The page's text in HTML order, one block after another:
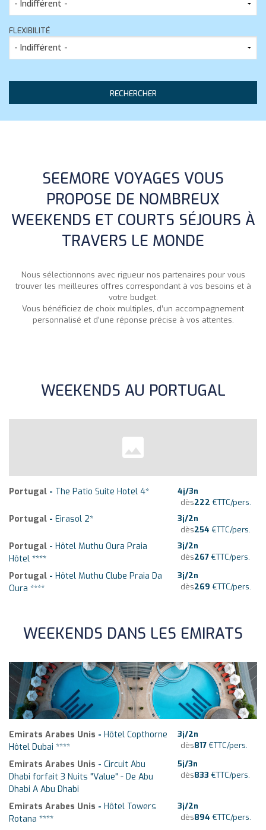
FLEXIBILITÉ
SEEMORE VOYAGES VOUS
PROPOSE DE NOMBREUX
WEEKENDS ET COURTS SÉJOURS À
TRAVERS LE MONDE
Nous sélectionnons avec rigueur nos partenaires pour vous
trouver les meilleures offres correspondant à vos besoins et à
votre budget.
Vous bénéficiez de choix multiples, d’un accompagnement
personnalisé et d’une réponse précise à vos attentes.
WEEKENDS AU PORTUGAL
Portugal - The Patio Suite Hotel 4* 4j/3n
dès222 €TTC/pers.
Portugal - Eirasol 2* 3j/2n
dès254 €TTC/pers.
Portugal - Hôtel Muthu Oura Praia
Hôtel ****
3j/2n
dès267€TTC/pers.
Portugal - Hôtel Muthu Clube Praia Da
Oura ****
3j/2n
dès269 €TTC/pers.
WEEKENDS DANS LES EMIRATS
Emirats Arabes Unis - Hôtel Copthorne
Hôtel Dubai ****
3j/2n
dès817€TTC/pers.
Emirats Arabes Unis - Circuit Abu
Dhabi forfait 3 Nuits "Value" - De Abu
Dhabi A Abu Dhabi
5j/3n
dès833 €TTC/pers.
Emirats Arabes Unis - Hôtel Towers
Rotana ****
3j/2n
dès894 €TTC/pers.